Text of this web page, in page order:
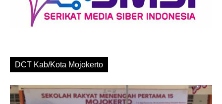
DCT Kab/Kota Mojokerto